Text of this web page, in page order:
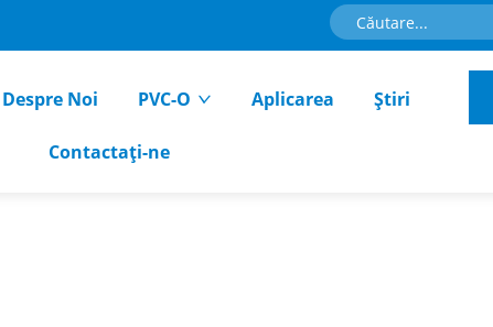
Despre Noi PVC-O Aplicarea Știri
Contactați-ne